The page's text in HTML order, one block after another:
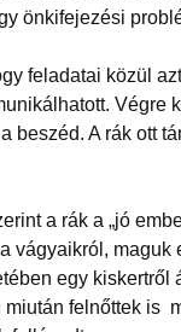
önkifejezési
feladatai közül
Végre
beszéd. A rák ott
a rák a „jó
vágyaikról,
egy kiskertről
miután felnőttek is